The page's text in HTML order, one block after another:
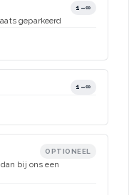
1–∞
geparkeerd
1–∞
OPTIONEEL
bij ons een